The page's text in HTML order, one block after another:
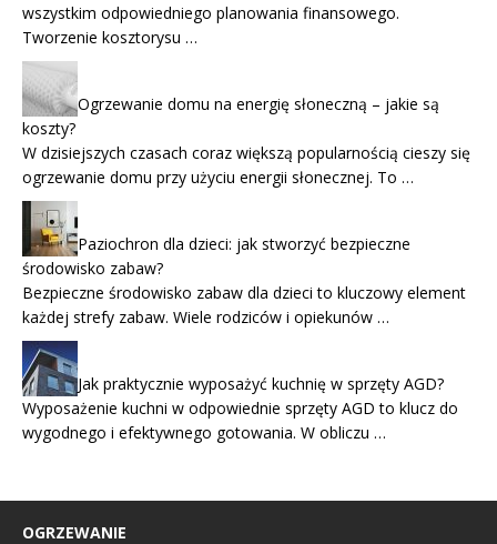
wszystkim odpowiedniego planowania finansowego.
Tworzenie kosztorysu …
Ogrzewanie domu na energię słoneczną – jakie są
koszty?
W dzisiejszych czasach coraz większą popularnością cieszy się
ogrzewanie domu przy użyciu energii słonecznej. To …
Paziochron dla dzieci: jak stworzyć bezpieczne
środowisko zabaw?
Bezpieczne środowisko zabaw dla dzieci to kluczowy element
każdej strefy zabaw. Wiele rodziców i opiekunów …
Jak praktycznie wyposażyć kuchnię w sprzęty AGD?
Wyposażenie kuchni w odpowiednie sprzęty AGD to klucz do
wygodnego i efektywnego gotowania. W obliczu …
OGRZEWANIE